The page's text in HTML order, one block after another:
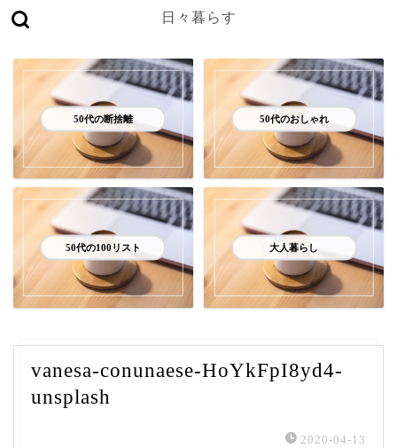
日々暮らす
50代の断捨離 50代のおしゃれ
50代の100リスト 大人暮らし
vanesa-conunaese-HoYkFpI8yd4-
unsplash
2020-04-13